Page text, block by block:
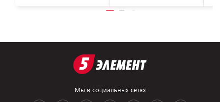
Мы в социальных сетях